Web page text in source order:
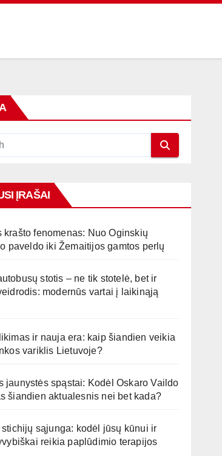
ĮRAŠAI
krašto fenomenas: Nuo Oginskių
paveldo iki Žemaitijos gamtos perlų
stotis – ne tik stotelė, bet ir
modernūs vartai į laikinąją
ir nauja era: kaip šiandien veikia
variklis Lietuvoje?
jaunystės spąstai: Kodėl Oskaro Vaildo
šiandien aktualesnis nei bet kada?
sąjunga: kodėl jūsų kūnui ir
reikia paplūdimio terapijos